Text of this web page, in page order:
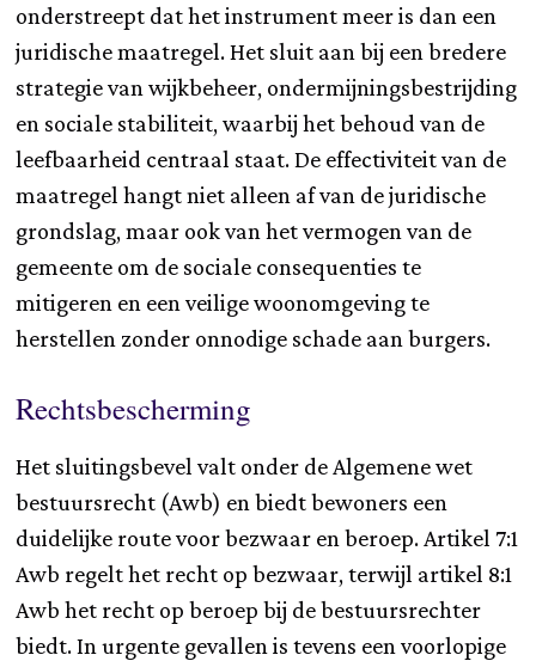
onderstreept dat het instrument meer is dan een
juridische maatregel. Het sluit aan bij een bredere
strategie van wijkbeheer, ondermijningsbestrijding
en sociale stabiliteit, waarbij het behoud van de
leefbaarheid centraal staat. De effectiviteit van de
maatregel hangt niet alleen af van de juridische
grondslag, maar ook van het vermogen van de
gemeente om de sociale consequenties te
mitigeren en een veilige woonomgeving te
herstellen zonder onnodige schade aan burgers.
Rechtsbescherming
Het sluitingsbevel valt onder de Algemene wet
bestuursrecht (Awb) en biedt bewoners een
duidelijke route voor bezwaar en beroep. Artikel 7:1
Awb regelt het recht op bezwaar, terwijl artikel 8:1
Awb het recht op beroep bij de bestuursrechter
biedt. In urgente gevallen is tevens een voorlopige